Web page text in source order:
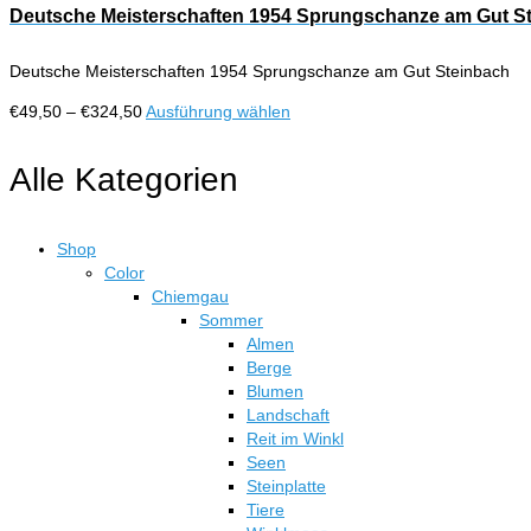
Deutsche Meisterschaften 1954 Sprungschanze am Gut
Deutsche Meisterschaften 1954 Sprungschanze am Gut Steinbach
€49,50 – €324,50Preisspanne:
€324,50
Ausführung wählen
der
Produktseite
gewählt
werden
Alle Kategorien
Shop
Color
Chiemgau
Sommer
Almen
Berge
Blumen
Landschaft
Reit im Winkl
Seen
Steinplatte
Tiere